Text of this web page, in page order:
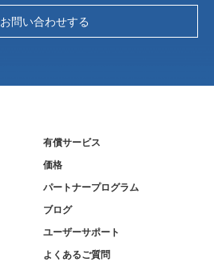
お問い合わせする
有償サービス
価格
パートナープログラム
ブログ
ユーザーサポート
よくあるご質問